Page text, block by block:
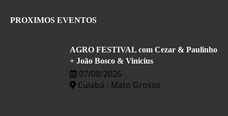
PROXIMOS EVENTOS
AGRO FESTIVAL com Cezar & Paulinho
+ João Bosco & Vinicius
07/08/2026
Cuiabá - Mato Grosso